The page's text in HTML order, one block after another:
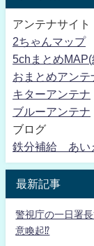
アンテナサイト
2ちゃんマップ
5chまとめ
おまとめアンテ
キターアンテナ
ブルーアンテナ
ブログ
鉄分補給 あい
最新記事
警視庁の一日署
意喚起⁉